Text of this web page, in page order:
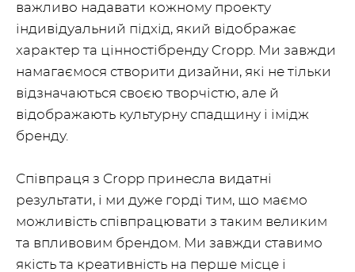
важливо надавати кожному проекту
індивідуальний підхід, який відображає
характер та цінностібренду Cropp. Ми завжди
намагаємося створити дизайни, які не тільки
відзначаються своєю творчістю, але й
відображають культурну спадщину і імідж
бренду.
Співпраця з Cropp принесла видатні
результати, і ми дуже горді тим, що маємо
можливість співпрацювати з таким великим
та впливовим брендом. Ми завжди ставимо
якість та креативність на перше місце і